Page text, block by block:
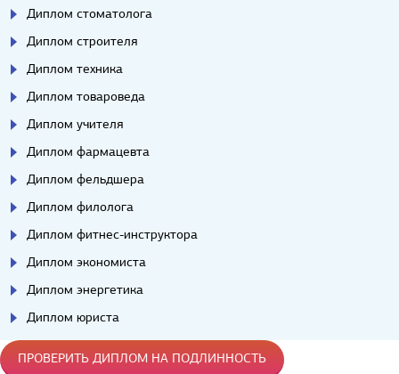
Диплом стоматолога
Диплом строителя
Диплом техника
Диплом товароведа
Диплом учителя
Диплом фармацевта
Диплом фельдшера
Диплом филолога
Диплом фитнес-инструктора
Диплом экономиста
Диплом энергетика
Диплом юриста
ПРОВЕРИТЬ ДИПЛОМ НА ПОДЛИННОСТЬ